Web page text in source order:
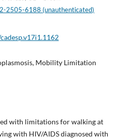
2505-6188 (unauthenticated)
Mobility Limitation
with limitations for walking at
with HIV/AIDS diagnosed with